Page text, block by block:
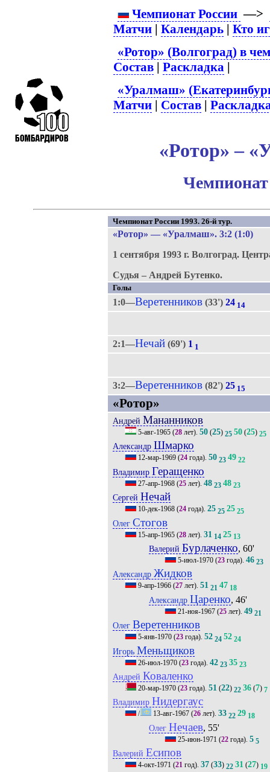
Чемпионат России —>
Матчи |Календарь |Кто
«Ротор» (Волгоград) в
Состав |Раскладка |
«Уралмаш»
Матчи | Состав |
«Ротор» –
Чемпионат
Чемпионат России 1993. 26-й тур.
«Ротор» — «Уралмаш». 3:2 (1:0)
1 сентября 1993 г. Волгоград.
Судья – Андрей Бутенко.
Голы
1:0—Веретенников(33') 24 14
2:1—Нечай(69') 1 1
3:2—Веретенников(82') 25 15
«Ротор»
Андрей Мананников
5-авг-1965(28лет). 50(25) 25 50(25) 25
Александр Шмарко
12-мар-1969(24года). 50 23 49 22
Владимир Геращенко
27-апр-1968(25лет). 48 23 48 23
Сергей Нечай
10-дек-1968(24года). 25 25 25 25
Олег Стогов
15-апр-1965(28лет). 31 14 25 13
Валерий Бурлаченко, 60'
5-июл-1970 (23 года).46 23
Александр Жидков
9-апр-1966(27лет). 51 21 47 18
Александр Царенко, 46'
21-ноя-1967 (25 лет).49 21
Олег Веретенников
5-янв-1970(23года). 52 24 52 24
Игорь Меньщиков
26-июл-1970(23года). 42 23 35 23
Андрей Коваленко
20-мар-1970(23года). 51(22) 22 36(7) 7
Владимир Нидергаус
/ 13-авг-1967(26лет). 33 22 29 18
Олег Нечаев, 55'
25-июн-1971 (22 года).5 5
Валерий Есипов
4-окт-1971 (21год). 37(33) 22 31(27) 19